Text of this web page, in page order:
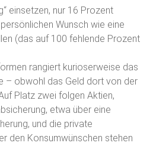
einsetzen, nur 16 Prozent
Wunsch wie eine
(das auf 100 fehlende Prozent
rangiert kurioserweise das
– obwohl das Geld dort von der
Platz zwei folgen Aktien,
etwa über eine
und die private
den Konsumwünschen stehen